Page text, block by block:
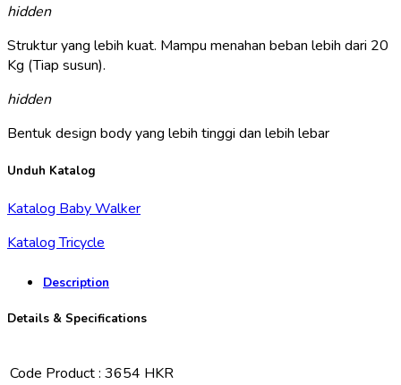
hidden
Struktur yang lebih kuat. Mampu menahan beban lebih dari 20
Kg (Tiap susun).
hidden
Bentuk design body yang lebih tinggi dan lebih lebar
Unduh Katalog
Katalog Baby Walker
Katalog Tricycle
Description
Details & Specifications
Code Product: 3654 HKR